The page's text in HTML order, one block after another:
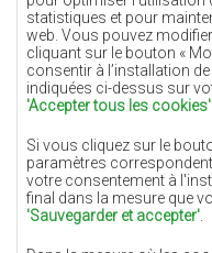
statistiques et pour
web. Vous pouvez
cliquant sur le bouton «
consentir à l’installation
indiquées ci-dessus sur
'Accepter tous les cookies'
Si vous cliquez sur le
paramètres
votre consentement à
final dans la mesure que
'Sauvegarder et accepter'